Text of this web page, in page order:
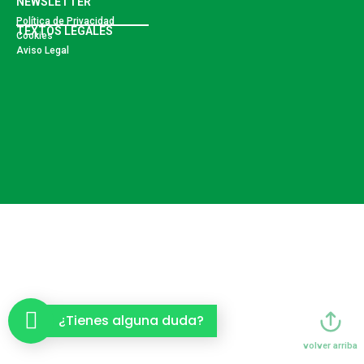
TEXTOS LEGALES
Política de Privacidad
Cookies
Aviso Legal
volver arriba
¿Tienes alguna duda?